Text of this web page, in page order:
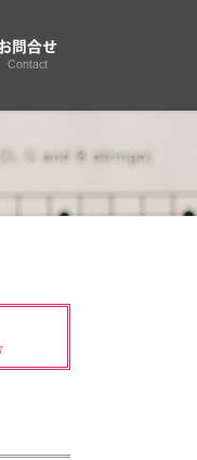
問合せ
Contact